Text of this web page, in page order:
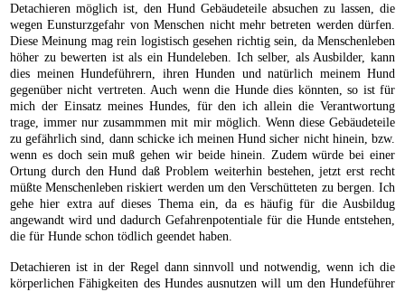
Detachieren möglich ist, den Hund Gebäudeteile absuchen zu lassen, die
wegen Eunsturzgefahr von Menschen nicht mehr betreten werden dürfen.
Diese Meinung mag rein logistisch gesehen richtig sein, da Menschenleben
höher zu bewerten ist als ein Hundeleben. Ich selber, als Ausbilder, kann
dies meinen Hundeführern, ihren Hunden und natürlich meinem Hund
gegenüber nicht vertreten. Auch wenn die Hunde dies könnten, so ist für
mich der Einsatz meines Hundes, für den ich allein die Verantwortung
trage, immer nur zusammmen mit mir möglich. Wenn diese Gebäudeteile
zu gefährlich sind, dann schicke ich meinen Hund sicher nicht hinein, bzw.
wenn es doch sein muß gehen wir beide hinein. Zudem würde bei einer
Ortung durch den Hund daß Problem weiterhin bestehen, jetzt erst recht
müßte Menschenleben riskiert werden um den Verschütteten zu bergen. Ich
gehe hier extra auf dieses Thema ein, da es häufig für die Ausbildug
angewandt wird und dadurch Gefahrenpotentiale für die Hunde entstehen,
die für Hunde schon tödlich geendet haben.
Detachieren ist in der Regel dann sinnvoll und notwendig, wenn ich die
körperlichen Fähigkeiten des Hundes ausnutzen will um den Hundeführer